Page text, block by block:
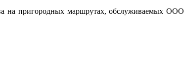
на пригородных маршрутах, обслуживаемых ООО